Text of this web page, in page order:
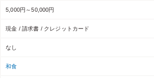
5,000円～50,000円
現金 / 請求書 / クレジットカード
なし
和食